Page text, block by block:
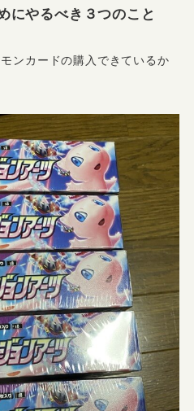
にやるべき３つのこと
ンカードの購入できているか